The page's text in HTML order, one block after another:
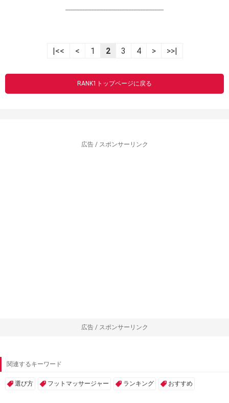
----------------------------------------------------------------
|<< < 1 2 3 4 > >>|
RANK1トップページに戻る
広告 / スポンサーリンク
広告 / スポンサーリンク
関連するキーワード
選び方 フットマッサージャー ランキング おすすめ